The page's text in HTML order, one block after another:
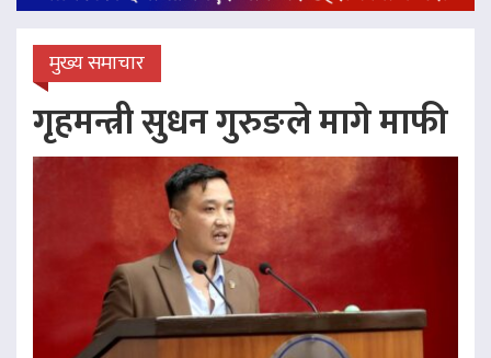
मुख्य समाचार
गृहमन्त्री सुधन गुरुङले मागे माफी